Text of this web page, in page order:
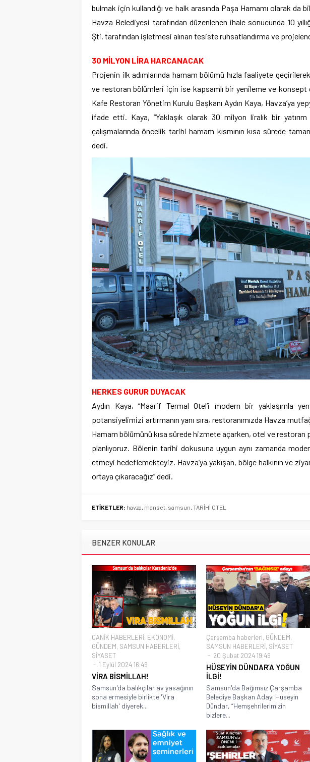
bulmak için kullandığı ve halk arasında Paşa Hamamı olarak da
Havza Belediyesi tarafından düzenlenen ihale sonucunda 10
Şti. tarafından işletmesi alınan tesiste ruhsatlandırma ve
30 MİLYON LİRA HARCANACAK
Projenin ilk adımlarında hamam bölümü hızla faaliyete
ve restoran bölümleri için ise kapsamlı bir yenileme ve konsept
Kafe Restoran Yönetim Kurulu Başkanı Aydın Kaya, Havza’ya
ifade etti. Kaya, “Yaklaşık olarak 30 milyon liralık bir
çalışmalarında öncelik tarihi hamam kısmının kısa sürede
dedi.
HERKES GURUR DUYACAK
Aydın Kaya, “Maarif Termal Otel’i modern bir yaklaşımla
potansiyelimizi artırmanın yanı sıra, restoranımızda Havza
Hamam bölümünü kısa sürede hizmete açarken, otel ve restoran
planlıyoruz. Bölenin tarihi dokusuna uygun aynı zamanda
etmeyi hedeflemekteyiz. Havza’ya yakışan, bölge halkının ve
ortaya çıkaracağız” dedi.
ETİKETLER: havza manset samsun TARİHİ OTEL
BENZER KONULAR
CANİK HABERLERİ, EKONOMİ,
GÜNDEM, SAMSUN HABERLERİ,
SİYASET
1 Eylül 2024 16:49
VİRA BİSMİLLAH!
Samsun'da balıkçılar av yasağının
sona ermesiyle birlikte 'Vira
bismillah' diyerek...
Çarşamba haberleri, GÜNDEM,
SAMSUN HABERLERİ, SİYASET
20 Şubat 2024 19:49
HÜSEYİN DÜNDAR’A YOĞUN
İLGİ!
Samsun'da Bağımsız Çarşamba
Belediye Başkan Adayı Hüseyin
Dündar, “Hemşehrilerimizin
bizlere...